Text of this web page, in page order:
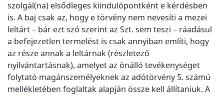
szolgál(na) elsődleges kiindulópontként e kérdésben
is. A baj csak az, hogy e törvény nem nevesíti a mezei
leltárt – bár ezt szó szerint az Szt. sem teszi – ráadásul
a befejezetlen termelést is csak annyiban említi, hogy
az része annak a leltárnak (részletező
nyilvántartásnak), amelyet az önálló tevékenységet
folytató magánszemélyeknek az adótörvény 5. számú
mellékletében foglaltak alapján össze kell állítaniuk. A